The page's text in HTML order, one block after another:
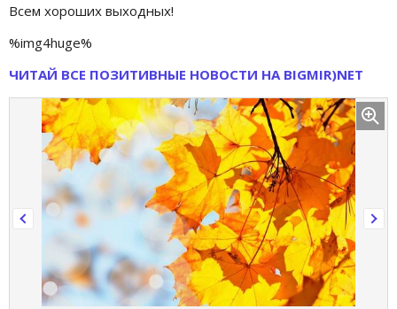
Всем хороших выходных!
%img4huge%
ЧИТАЙ ВСЕ ПОЗИТИВНЫЕ НОВОСТИ НА BIGMIR)NET